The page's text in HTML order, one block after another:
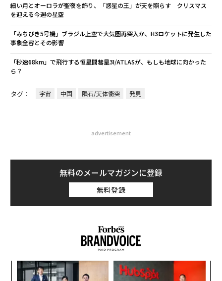
細い月とオーロラが聖夜を飾り、「惑星の王」が天を照らす クリスマス
を迎える今週の星空
「みちびき5号機」ブラジル上空で大気圏再突入か、H3ロケットに発生した
事象全容とその影響
「秒速68km」で飛行する恒星間彗星3I/ATLASが、もしも地球に向かった
ら？
タグ： 宇宙 中国 隕石/天体衝突 発見
advertisement
無料のメールマガジンに登録
無料登録